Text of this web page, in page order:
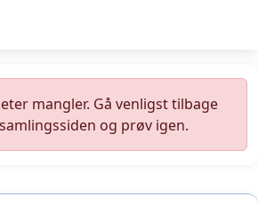
mangler. Gå venligst tilbage
og prøv igen.